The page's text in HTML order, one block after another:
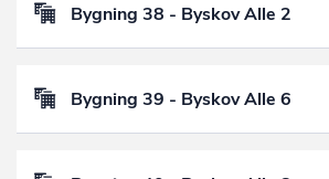
Bygning 38 - Byskov Alle 2
Bygning 39 - Byskov Alle 6